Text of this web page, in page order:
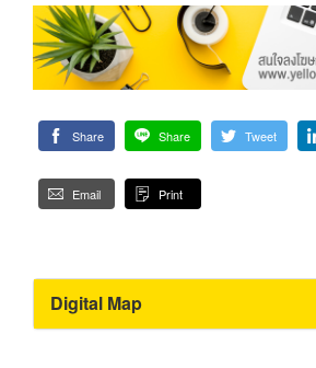
Share Share Tweet
Email Print
Digital Map